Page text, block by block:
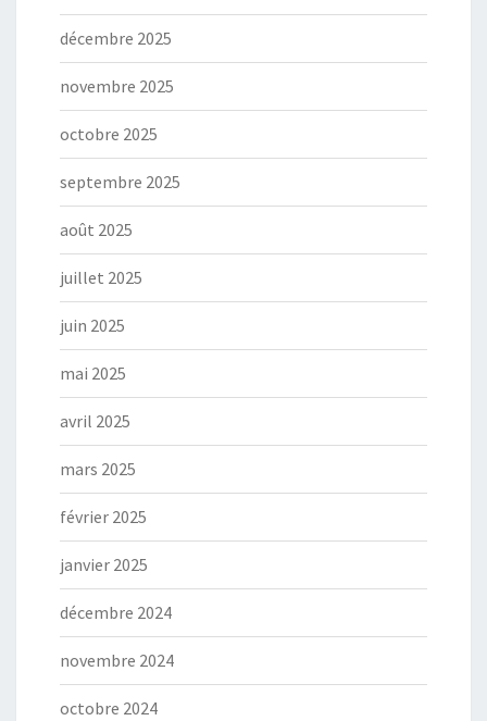
décembre 2025
novembre 2025
octobre 2025
septembre 2025
août 2025
juillet 2025
juin 2025
mai 2025
avril 2025
mars 2025
février 2025
janvier 2025
décembre 2024
novembre 2024
octobre 2024